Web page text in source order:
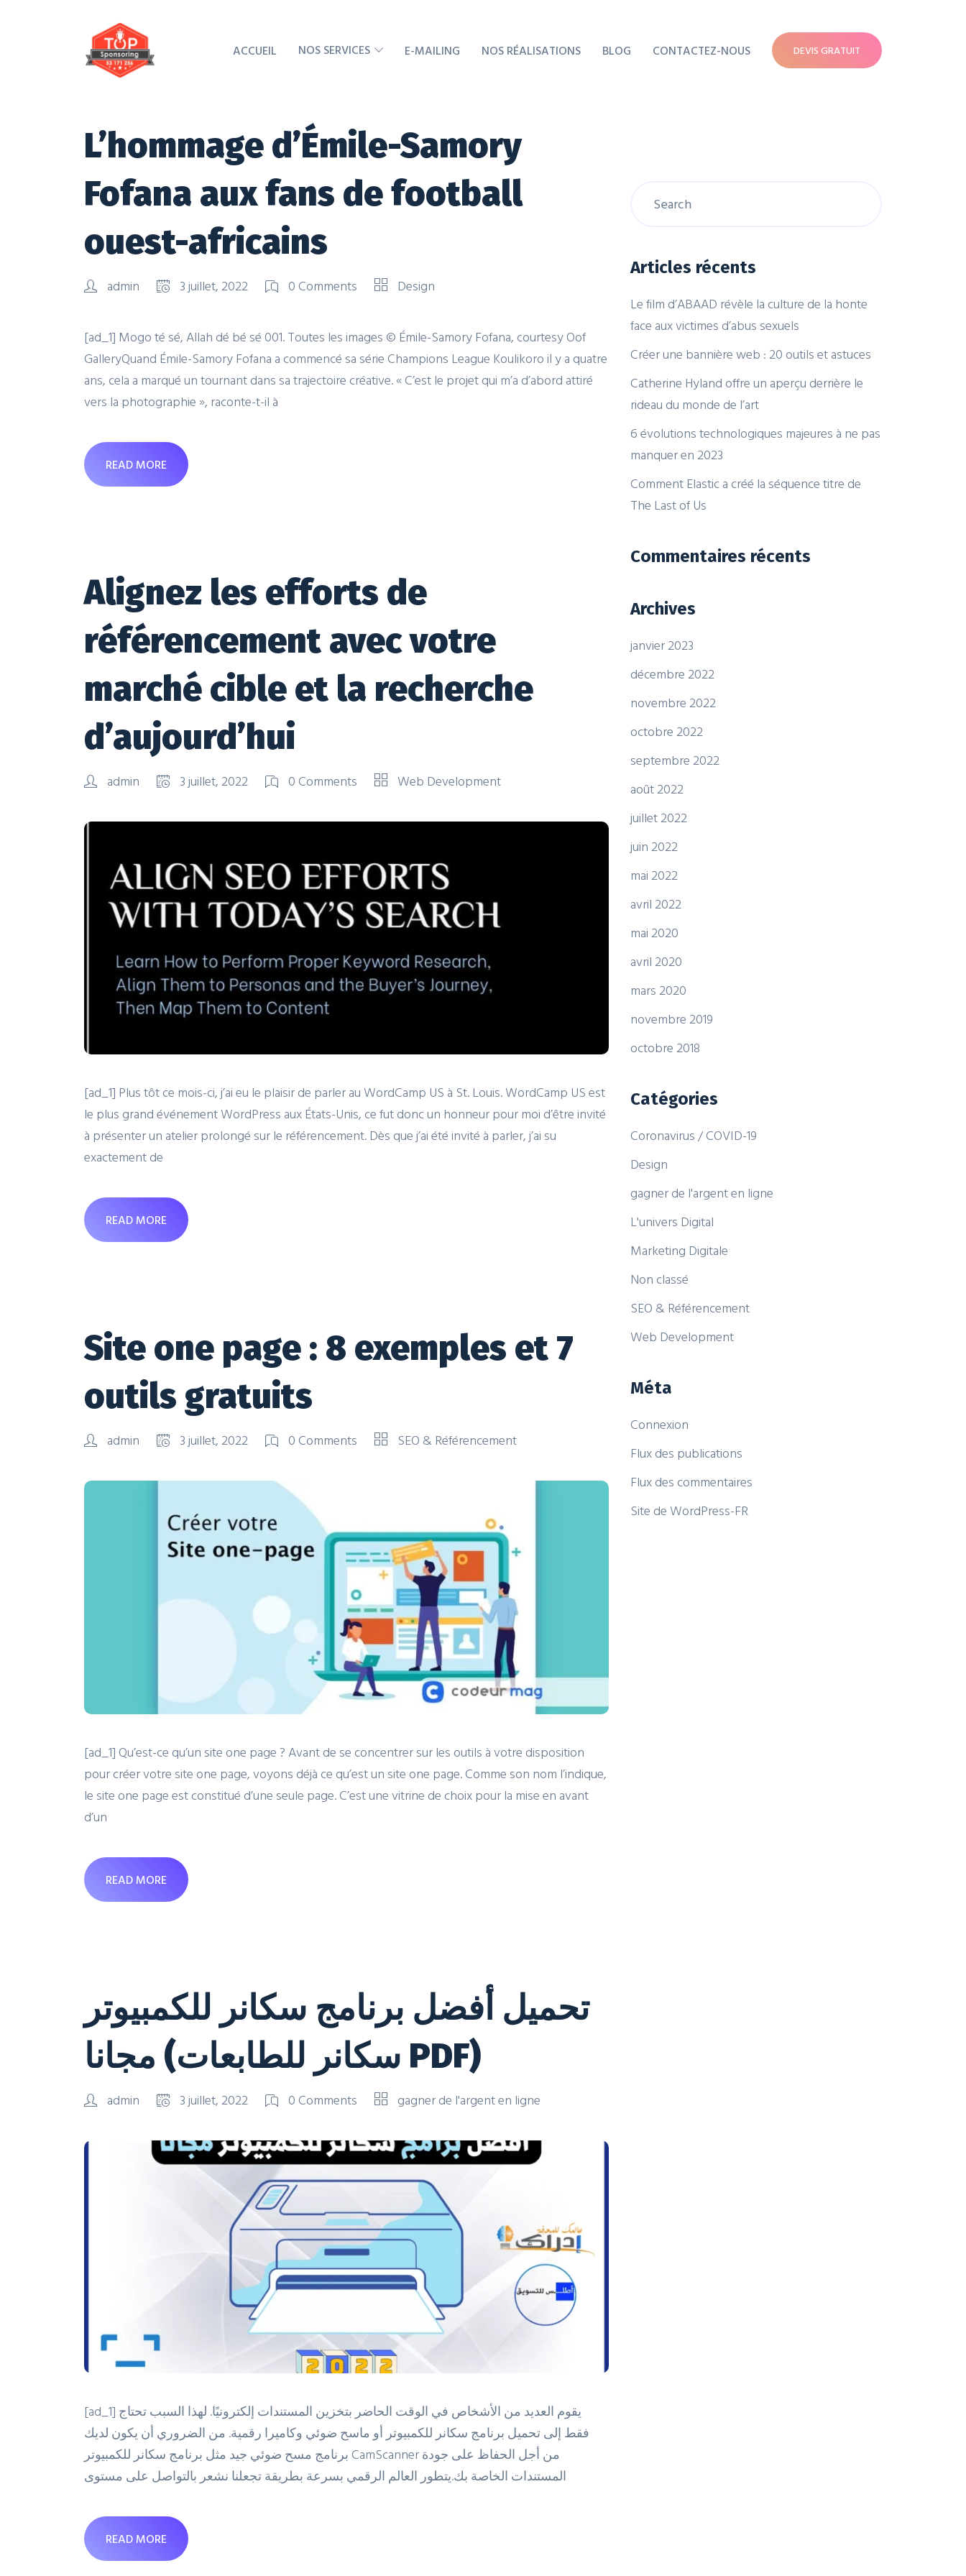
ACCUEIL NOS SERVICES E-MAILING NOS RÉALISATIONS BLOG CONTACTEZ-NOUS DEVIS GRATUIT
L’hommage d’Émile-Samory
Fofana aux fans de football
ouest-africains
admin 3 juillet, 2022 0 Comments Design
[ad_1] Mogo té sé, Allah dé bé sé 001. Toutes les images © Émile-Samory Fofana, courtesy Oof
GalleryQuand Émile-Samory Fofana a commencé sa série Champions League Koulikoro il y a quatre
ans, cela a marqué un tournant dans sa trajectoire créative. « C’est le projet qui m’a d’abord attiré
vers la photographie », raconte-t-il à
READ MORE
Alignez les efforts de
référencement avec votre
marché cible et la recherche
d’aujourd’hui
admin 3 juillet, 2022 0 Comments Web Development
[ad_1] Plus tôt ce mois-ci, j’ai eu le plaisir de parler au WordCamp US à St. Louis. WordCamp US est
le plus grand événement WordPress aux États-Unis, ce fut donc un honneur pour moi d’être invité
à présenter un atelier prolongé sur le référencement. Dès que j’ai été invité à parler, j’ai su
exactement de
READ MORE
Site one page : 8 exemples et 7
outils gratuits
admin 3 juillet, 2022 0 Comments SEO & Référencement
[ad_1] Qu’est-ce qu’un site one page ? Avant de se concentrer sur les outils à votre disposition
pour créer votre site one page, voyons déjà ce qu’est un site one page. Comme son nom l’indique,
le site one page est constitué d’une seule page. C’est une vitrine de choix pour la mise en avant
d’un
READ MORE
تحميل أفضل برنامج سكانر للكمبيوتر
مجانا (سكانر للطابعات PDF)
admin 3 juillet, 2022 0 Comments gagner de l'argent en ligne
[ad_1] يقوم العديد من الأشخاص في الوقت الحاضر بتخزين المستندات إلكترونيًا. لهذا السبب تحتاج
فقط إلى تحميل برنامج سكانر للكمبيوتر أو ماسح ضوئي وكاميرا رقمية. من الضروري أن يكون لديك
برنامج مسح ضوئي جيد مثل برنامج سكانر للكمبيوتر CamScanner من أجل الحفاظ على جودة
المستندات الخاصة بك.يتطور العالم الرقمي بسرعة بطريقة تجعلنا نشعر بالتواصل على مستوى
READ MORE
Articles récents
Le film d’ABAAD révèle la culture de la honte
face aux victimes d’abus sexuels
Créer une bannière web : 20 outils et astuces
Catherine Hyland offre un aperçu derrière le
rideau du monde de l’art
6 évolutions technologiques majeures à ne pas
manquer en 2023
Comment Elastic a créé la séquence titre de
The Last of Us
Commentaires récents
Archives
janvier 2023
décembre 2022
novembre 2022
octobre 2022
septembre 2022
août 2022
juillet 2022
juin 2022
mai 2022
avril 2022
mai 2020
avril 2020
mars 2020
novembre 2019
octobre 2018
Catégories
Coronavirus / COVID-19
Design
gagner de l'argent en ligne
L'univers Digital
Marketing Digitale
Non classé
SEO & Référencement
Web Development
Méta
Connexion
Flux des publications
Flux des commentaires
Site de WordPress-FR